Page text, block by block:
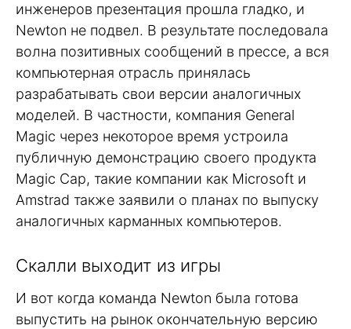
инженеров презентация прошла гладко, и
Newton не подвел. В результате последовала
волна позитивных сообщений в прессе, а вся
компьютерная отрасль принялась
разрабатывать свои версии аналогичных
моделей. В частности, компания General
Magic через некоторое время устроила
публичную демонстрацию своего продукта
Magic Cap, такие компании как Microsoft и
Amstrad также заявили о планах по выпуску
аналогичных карманных компьютеров.
Скалли выходит из игры
И вот когда команда Newton была готова
выпустить на рынок окончательную версию